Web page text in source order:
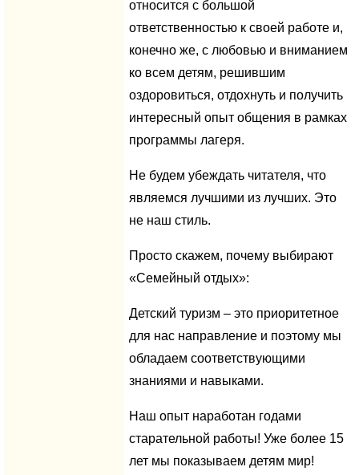
относится с большой
ответственностью к своей работе и,
конечно же, с любовью и вниманием
ко всем детям, решившим
оздоровиться, отдохнуть и получить
интересный опыт общения в рамках
программы лагеря.
Не будем убеждать читателя, что
являемся лучшими из лучших. Это
не наш стиль.
Просто скажем, почему выбирают
«Семейный отдых»:
Детский туризм – это приоритетное
для нас направление и поэтому мы
обладаем соответствующими
знаниями и навыками.
Наш опыт наработан годами
старательной работы! Уже более 15
лет мы показываем детям мир!